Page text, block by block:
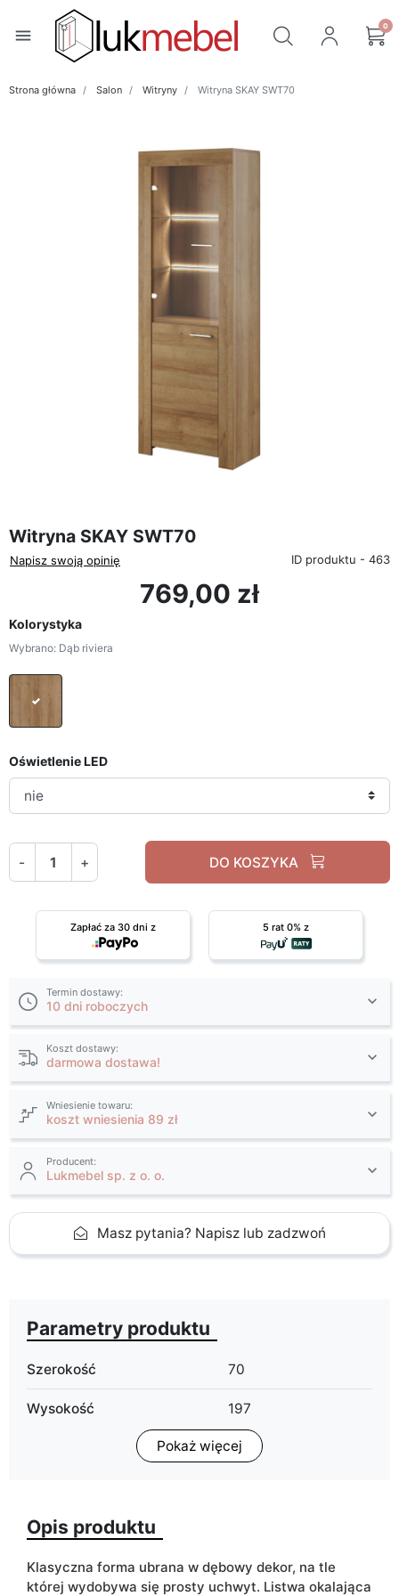
menu 0
Strona główna Salon Witryny Witryna SKAY SWT70
Witryna SKAY SWT70
Napisz swoją opinię ID produktu - 463
769,00 zł
Kolorystyka
Wybrano: Dąb riviera
Dąb riviera
Oświetlenie LED
- + DO KOSZYKA
Zapłać za 30 dni z 5 rat 0% z
Termin dostawy:
10 dni roboczych
Koszt dostawy:
darmowa dostawa!
Wniesienie towaru:
koszt wniesienia 89 zł
Producent:
Lukmebel sp. z o. o.
Masz pytania? Napisz lub zadzwoń
Parametry produktu
Szerokość 70
Wysokość 197
37
Wykończenie
ean13 5903864029208
Pokaż więcej
Opis produktu
Klasyczna forma ubrana w dębowy dekor, na tle
której wydobywa się prosty uchwyt. Listwa okalająca